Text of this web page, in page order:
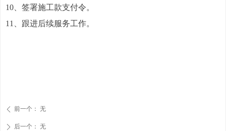
10、签署施工款支付令。
11、跟进后续服务工作。
ꄴ 前一个： 无
ꄲ 后一个： 无